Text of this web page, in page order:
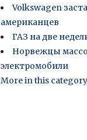
Volkswagen
американцев
ГАЗ на две
Норвежцы
электромобили
More in this